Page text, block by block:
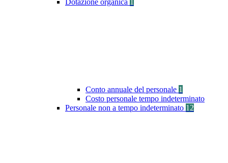
Dotazione organica 1
Conto annuale del personale 1
Costo personale tempo indeterminato
Personale non a tempo indeterminato 12